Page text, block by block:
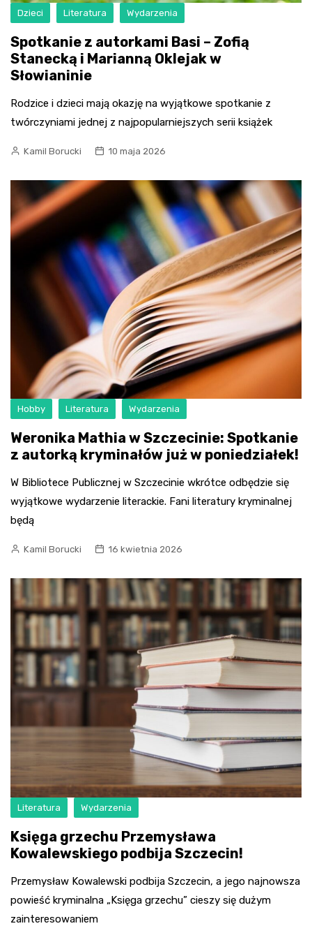
Dzieci Literatura Wydarzenia
Spotkanie z autorkami Basi – Zofią
Stanecką i Marianną Oklejak w
Słowianinie
Rodzice i dzieci mają okazję na wyjątkowe spotkanie z
twórczyniami jednej z najpopularniejszych serii książek
Kamil Borucki 10 maja 2026
Hobby Literatura Wydarzenia
Weronika Mathia w Szczecinie: Spotkanie
z autorką kryminałów już w poniedziałek!
W Bibliotece Publicznej w Szczecinie wkrótce odbędzie się
wyjątkowe wydarzenie literackie. Fani literatury kryminalnej
będą
Kamil Borucki 16 kwietnia 2026
Literatura Wydarzenia
Księga grzechu Przemysława
Kowalewskiego podbija Szczecin!
Przemysław Kowalewski podbija Szczecin, a jego najnowsza
powieść kryminalna „Księga grzechu” cieszy się dużym
zainteresowaniem